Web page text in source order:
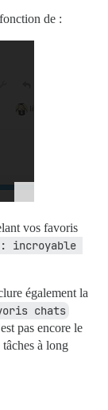
de :
vos favoris
incroyable
également la
chats
pas encore le
à long